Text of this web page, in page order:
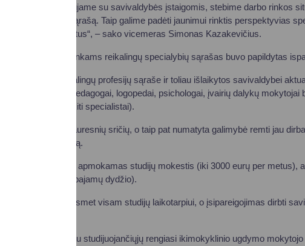
Todėl nuolat bendraujame su savivaldybės įstaigomis, stebime darbo rinkos
remiamų profesijų sąrašą. Taip galime padėti jaunimui rinktis perspektyvias
reikalingus specialistus“, – sako vicemeras Simonas Kazakevičius.
Šį pavasarį Druskininkams reikalingų specialybių sąrašas buvo papildytas
Druskininkams reikalingų profesijų sąraše ir toliau išlaikytos savivaldybei
kryptys: specialieji pedagogai, logopedai, psichologai, įvairių dalykų
šeimos gydytojai ir kiti specialistai).
Atsisakyta dalies siauresnių sričių, o taip pat numatyta galimybė remti jau
specializacijos įgijimą.
Studentams gali būti apmokamas studijų mokestis (iki 3000 eurų per metus),
valstybės remiamų pajamų dydžio).
Parama skiriama kasmet visam studijų laikotarpiui, o įsipareigojimas dirbti
Daugiausia šiuo metu studijuojančiųjų rengiasi ikimokyklinio ugdymo